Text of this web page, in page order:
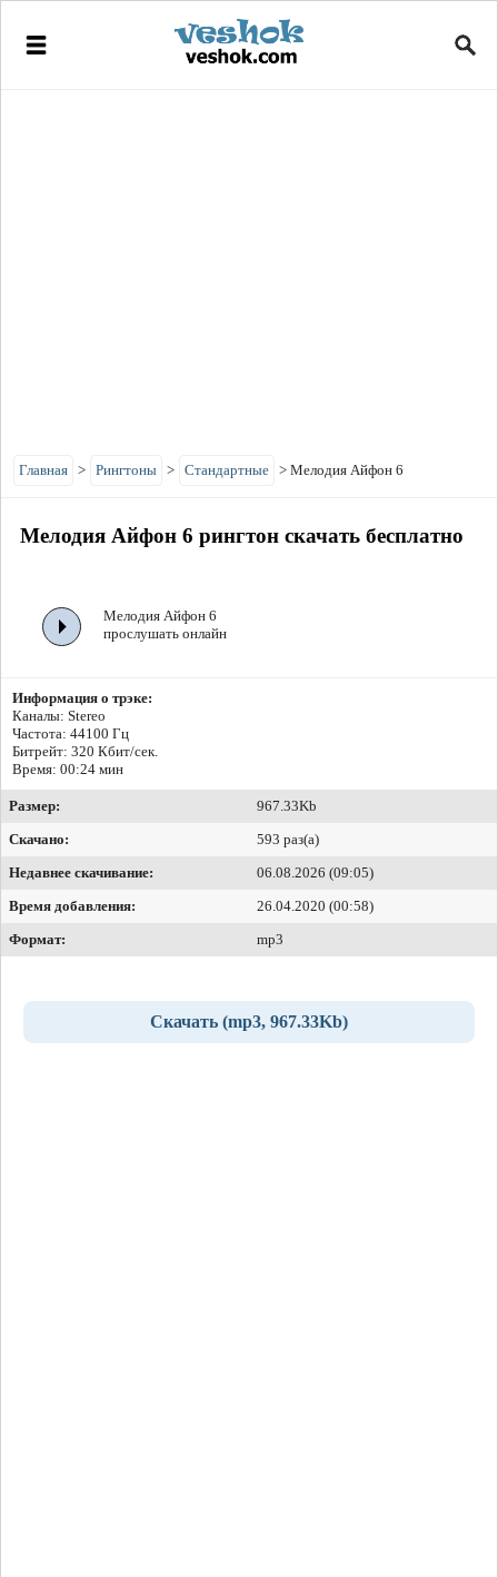
Главная > Рингтоны > Стандартные > Мелодия Айфон 6
Мелодия Айфон 6 рингтон скачать бесплатно
Мелодия Айфон 6
прослушать онлайн
Информация о трэке:
Каналы: Stereo
Частота: 44100 Гц
Битрейт: 320 Кбит/сек.
Время: 00:24 мин
Размер:
967.33Kb
Скачано:
593 раз(а)
Недавнее скачивание:
06.08.2026 (09:05)
Время добавления:
26.04.2020 (00:58)
Формат:
mp3
Скачать (mp3, 967.33Kb)